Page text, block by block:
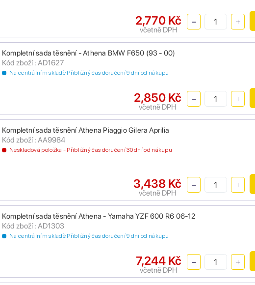
2,770 Kč
včetně DPH
Kompletní sada těsnění - Athena BMW F650 (93 - 00)
Kód zboží : AD1627
Na centrálním skladě Přibližný čas doručení 9 dní od nákupu
2,850 Kč
včetně DPH
Kompletní sada těsnění Athena Piaggio Gilera Aprilia
Kód zboží : AA9984
Neskladová položka - Přibližný čas doručení 30 dní od nákupu
3,438 Kč
včetně DPH
Kompletní sada těsnění Athena - Yamaha YZF 600 R6 06-12
Kód zboží : AD1303
Na centrálním skladě Přibližný čas doručení 9 dní od nákupu
7,244 Kč
včetně DPH